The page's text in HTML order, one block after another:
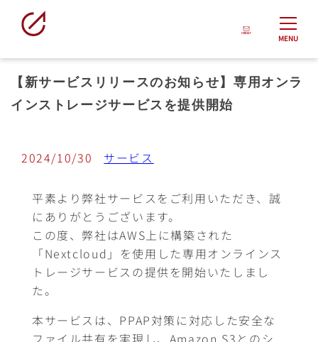
MENU
【新サービスリリースのお知らせ】専用オンラ
インストレージサービスを提供開始
2024/10/30 サービス
平素より弊社サービスをご利用いただき、誠
にありがとうございます。
この度、弊社はAWS上に構築された
「Nextcloud」を使用した専用オンラインス
トレージサービスの提供を開始いたしまし
た。
本サービスは、PPAP対策に対応した安全な
ファイル共有を実現し、Amazon S3とのシ